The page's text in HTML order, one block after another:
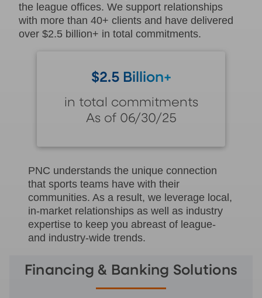
the league offices. We support relationships
with more than 40+ clients and have delivered
over $2.5 billion+ in total commitments.
$2.5 Billion+
in total commitments
As of 06/30/25
PNC understands the unique connection
that sports teams have with their
communities. As a result, we leverage local,
in-market relationships as well as industry
expertise to keep you abreast of league-
and industry-wide trends.
Financing & Banking Solutions